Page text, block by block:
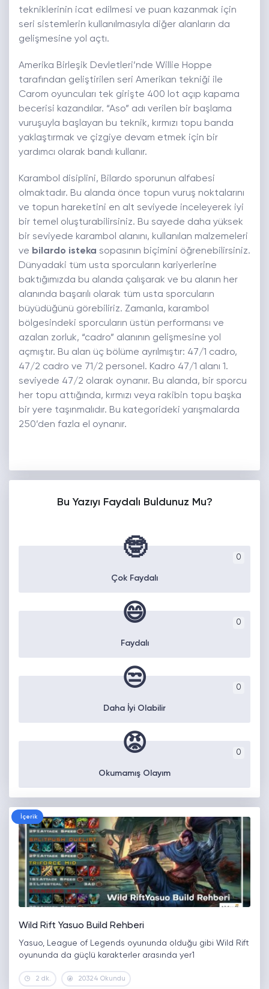
tekniklerinin icat edilmesi ve puan kazanmak için
seri sistemlerin kullanılmasıyla diğer alanların da
gelişmesine yol açtı.
Amerika Birleşik Devletleri’nde Willie Hoppe
tarafından geliştirilen seri Amerikan tekniği ile
Carom oyuncuları tek girişte 400 lot açıp kapama
becerisi kazandılar. “Aso” adı verilen bir başlama
vuruşuyla başlayan bu teknik, kırmızı topu banda
yaklaştırmak ve çizgiye devam etmek için bir
yardımcı olarak bandı kullanır.
Karambol disiplini, Bilardo sporunun alfabesi
olmaktadır. Bu alanda önce topun vuruş noktalarını
ve topun hareketini en alt seviyede inceleyerek iyi
bir temel oluşturabilirsiniz. Bu sayede daha yüksek
bir seviyede karambol alanını, kullanılan malzemeleri
ve bilardo isteka sopasının biçimini öğrenebilirsiniz.
Dünyadaki tüm usta sporcuların kariyerlerine
baktığımızda bu alanda çalışarak ve bu alanın her
alanında başarılı olarak tüm usta sporcuların
büyüdüğünü görebiliriz. Zamanla, karambol
bölgesindeki sporcuların üstün performansı ve
azalan zorluk, “cadro” alanının gelişmesine yol
açmıştır. Bu alan üç bölüme ayrılmıştır: 47/1 cadro,
47/2 cadro ve 71/2 personel. Kadro 47/1 alanı 1.
seviyede 47/2 olarak oynanır. Bu alanda, bir sporcu
her topu attığında, kırmızı veya rakibin topu başka
bir yere taşınmalıdır. Bu kategorideki yarışmalarda
250’den fazla el oynanır.
Bu Yazıyı Faydalı Buldunuz Mu?
0
🤓
Çok Faydalı
0
😄
Faydalı
0
😒
Daha İyi Olabilir
0
😡
Okumamış Olayım
İçerik
Wild Rift Yasuo Build Rehberi
Yasuo, League of Legends oyununda olduğu gibi Wild Rift
oyununda da güçlü karakterler arasında yer1
2 dk. 20324 Okundu